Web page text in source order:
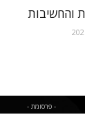
והחשיבות
- פרסומת -